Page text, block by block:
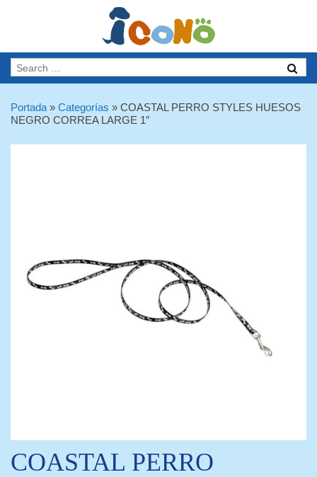
Portada » Categorías » COASTAL PERRO STYLES HUESOS
NEGRO CORREA LARGE 1″
COASTAL PERRO